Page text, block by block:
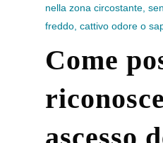
nella zona circostante,
freddo, cattivo odore o
Come